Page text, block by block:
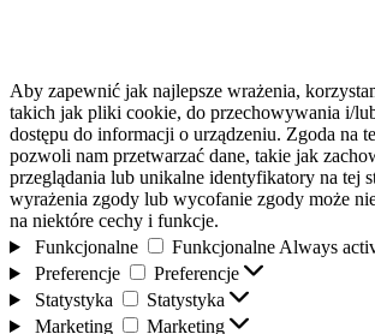
Aby zapewnić jak najlepsze wrażenia,
takich jak pliki cookie, do przechowywania i/
dostępu do informacji o urządzeniu. Zgoda na
pozwoli nam przetwarzać dane, takie jak
przeglądania lub unikalne identyfikatory na tej
wyrażenia zgody lub wycofanie zgody może
na niektóre cechy i funkcje.
Funkcjonalne
Funkcjonalne Always
Preferencje
Preferencje
Statystyka
Statystyka
Marketing
Marketing